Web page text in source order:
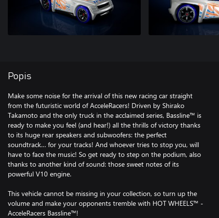
Popis
Make some noise for the arrival of this new racing car straight
from the futuristic world of AcceleRacers! Driven by Shirako
Takamoto and the only truck in the acclaimed series, Bassline™ is
ready to make you feel (and hear!) all the thrills of victory thanks
to its huge rear speakers and subwoofers: the perfect
soundtrack… for your tracks! And whoever tries to stop you, will
have to face the music! So get ready to step on the podium, also
thanks to another kind of sound: those sweet notes of its
powerful V10 engine.
This vehicle cannot be missing in your collection, so turn up the
volume and make your opponents tremble with HOT WHEELS™ -
AcceleRacers Bassline™!